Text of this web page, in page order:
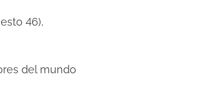
46),
del mundo